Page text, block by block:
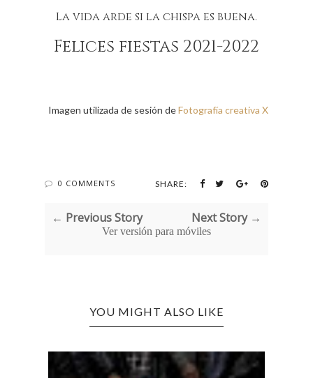
La vida arde si la chispa es buena.
Felices fiestas 2021-2022
Imagen utilizada de sesión deFotografía creativa X
0 COMMENTS SHARE:
← Previous Story Next Story →
Ver versión para móviles
YOU MIGHT ALSO LIKE